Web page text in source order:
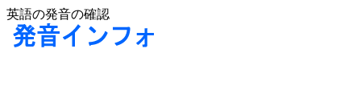
英語の発音の確認